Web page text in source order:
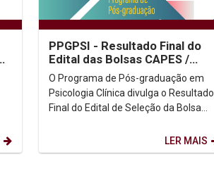
PPGPSI - Resultado Final do
Edital das Bolsas CAPES /
PROSUC
O Programa de Pós-graduação em
Psicologia Clínica divulga o Resultado
Final do Edital de Seleção da Bolsa
LER MAIS